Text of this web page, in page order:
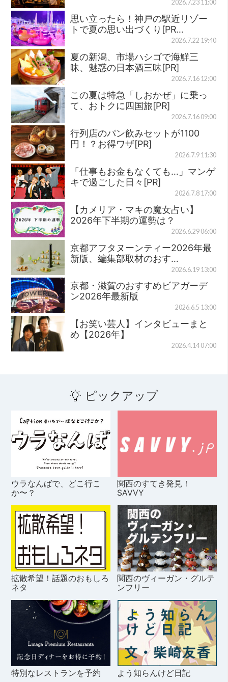
2026.7.23 11:00
思い立ったら！神戸の駅近リゾー
トで夏の思い出づくり[PR…
2026.7.22 19:40
夏の新潟、市場ハシゴで海鮮三
昧、魅惑の日本酒三昧[PR]
2026.7.16 12:00
この夏は特急「しおかぜ」に乗っ
て、おトクに四国旅[PR]
2026.7.16 09:00
行列店のパン飲みセットが1100
円！？お得ワザ[PR]
2026.7.9 11:30
「仕事もお金もなくても…」マンゲ
キで過ごした日々[PR]
2026.7.8 17:00
【カメリア・マキの魔女占い】
2026年下半期の運勢は？
2026.6.29 06:00
京都アフタヌーンティー2026年最
新版、編集部取材のおす…
2026.6.19 13:00
京都・滋賀のおすすめビアガーデ
ン2026年最新版
2026.6.5 13:00
【お笑い芸人】インタビューまと
め【2026年】
2026.4.14 07:00
ピックアップ
ウラなんばで、どこ行こ
か〜？
関西のすてき発見！
SAVVY
拡散希望！話題のおもしろ
ネタ
関西のヴィーガン・グルテ
ンフリー
特別なレストランを予約 よう知らんけど日記